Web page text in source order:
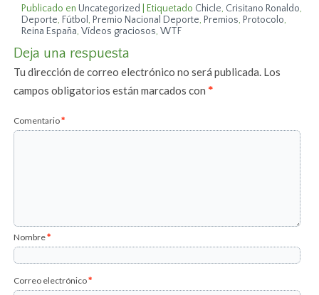
Publicado en Uncategorized Etiquetado Chicle, Crisitano Ronaldo,
Deporte, Fútbol, Premio Nacional Deporte, Premios, Protocolo,
Reina España,Vídeos graciosos,WTF
Deja una respuesta
Tu dirección de correo electrónico no será publicada. Los
campos obligatorios están marcados con*
Comentario*
Nombre*
Correo electrónico*